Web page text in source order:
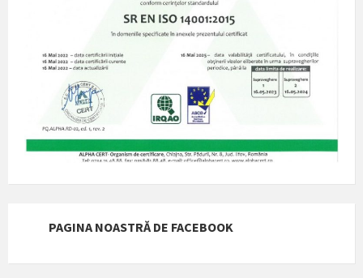
PAGINA NOASTRĂ DE FACEBOOK